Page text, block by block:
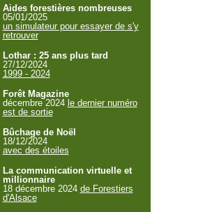
Aides forestières nombreuses
05/01/2025
un simulateur pour essayer de s'y
retrouver
Lothar : 25 ans plus tard
27/12/2024
1999 - 2024
Forêt Magazine
décembre 2024 le dernier numéro
est de sortie
Bûchage de Noël
18/12/2024
avec des étoiles
La communication virtuelle et
millionnaire
18 décembre 2024 de Forestiers
d'Alsace